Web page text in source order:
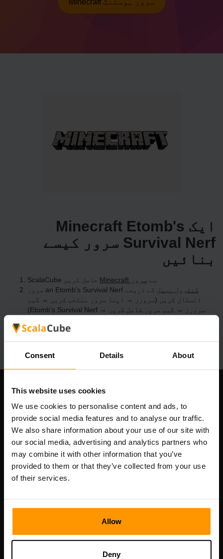
Consent Details About
This website uses cookies
We use cookies to personalise content and ads, to
provide social media features and to analyse our traffic.
We also share information about your use of our site with
our social media, advertising and analytics partners who
may combine it with other information that you’ve
provided to them or that they’ve collected from your use
of their services.
Allow
Deny
Minecraft سرور ہوسٹنگ
ایک Minecraft Etomb's
Survival Nerf سرور کیسے
بنائیں
ScalaCube سے Minecraft سرور
حاصل کریں
کنٹرول پینل
کے ذریعے an Etomb's Survival Nerf سرور
انسٹال کریں (سرورز → اپنا سرور منتخب کریں → گیم
سرورز → گیم سرور شامل کریں → Etomb's Survival Nerf)
Scalable Hosting Solutions OÜ
رجسٹریشن کوڈ: 14652605
VAT نمبر: EE102133820
پتہ: Harju maakond, Tallinn, Kesklinna linnaosa,